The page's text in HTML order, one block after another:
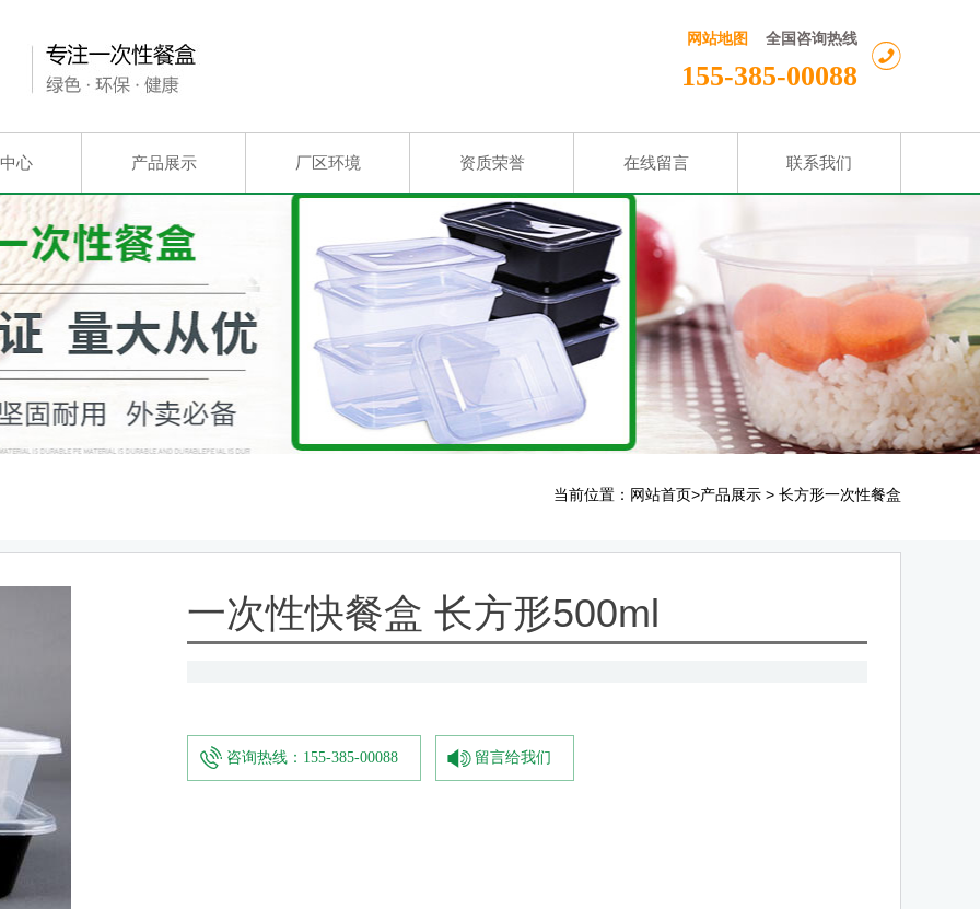
网站地图 全国咨询热线
155-385-00088
心 产品展示 厂区环境 资质荣誉 在线留言 联系我们
当前位置： 网站首页>产品展示 > 长方形一次性餐盒
一次性快餐盒 长方形500ml
咨询热线：155-385-00088 留言给我们